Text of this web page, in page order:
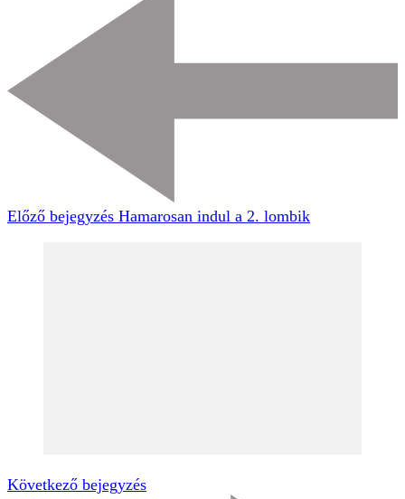
Előző bejegyzés Hamarosan indul a 2. lombik
Következő bejegyzés